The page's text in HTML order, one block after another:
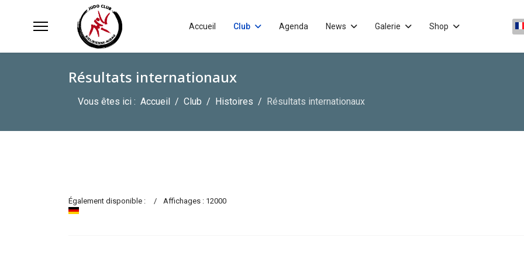
Accueil Club Agenda News Galerie Shop
Résultats internationaux
Vous êtes ici : Accueil Club Histoires Résultats internationaux
Également disponible : Affichages : 12000